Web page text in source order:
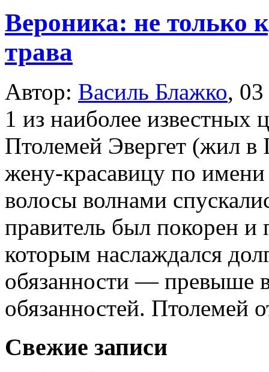
Вероника: не только
трава
Автор: Василь Блажко,
1 из наиболее
Птолемей Эвергет (жил
жену-красавицу по
волосы волнами
правитель был покорен
которым наслаждался
обязанности — превыше
обязанностей. Птолемей
Свежие записи